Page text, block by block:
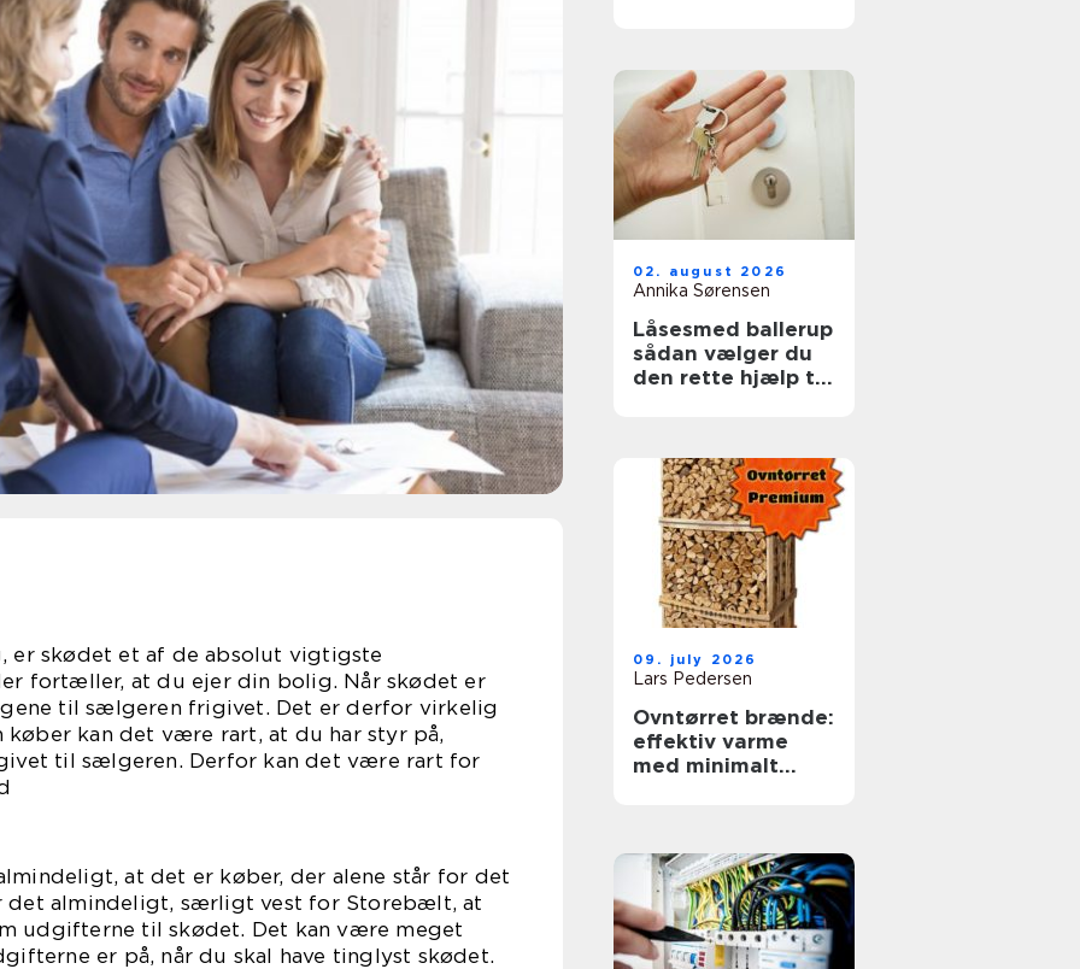
er skødet et af de absolut vigtigste
fortæller, at du ejer din bolig. Når skødet er
til sælgeren frigivet. Det er derfor virkelig
kan det være rart, at du har styr på,
til sælgeren. Derfor kan det være rart for
at det er køber, der alene står for det
det almindeligt, særligt vest for Storebælt, at
udgifterne til skødet. Det kan være meget
er på, når du skal have tinglyst skødet.
02. august 2026
Annika Sørensen
Låsesmed ballerup
sådan vælger du
den rette hjælp til
09. july 2026
Lars Pedersen
Ovntørret brænde:
effektiv varme
med minimalt